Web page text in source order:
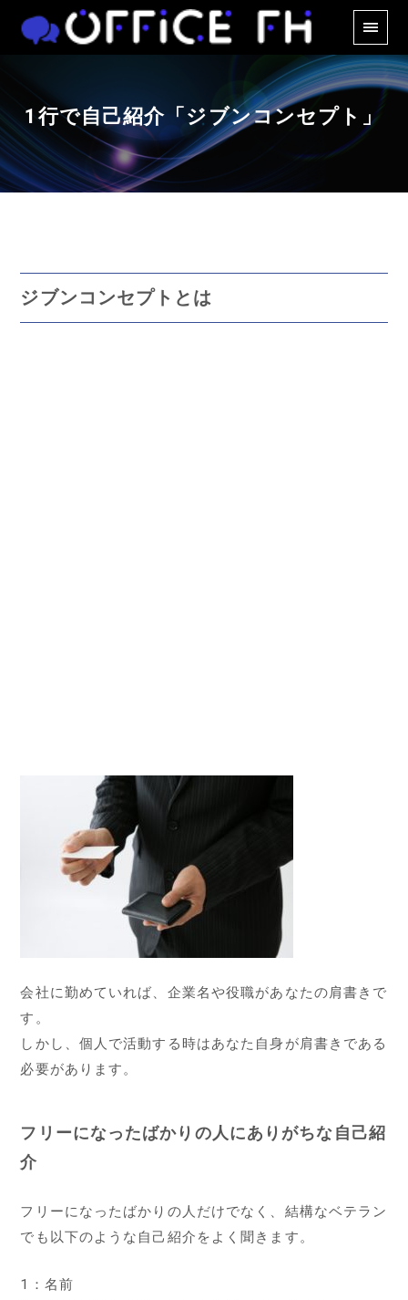
1行で自己紹介「ジブンコンセプト」
ジブンコンセプトとは
会社に勤めていれば、企業名や役職があなたの肩書きで
す。
しかし、個人で活動する時はあなた自身が肩書きである
必要があります。
フリーになったばかりの人にありがちな自己紹
介
フリーになったばかりの人だけでなく、結構なベテラン
でも以下のような自己紹介をよく聞きます。
1：名前